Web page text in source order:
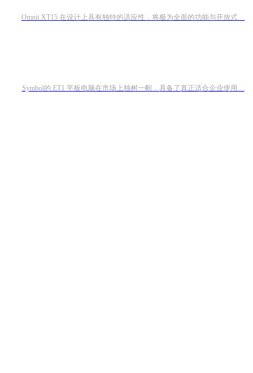
Omnii XT15 在设计上具有独特的适应性，将极为全面的功能与开放式…
Symbol的 ET1 平板电脑在市场上独树一帜，具备了真正适合企业使用…